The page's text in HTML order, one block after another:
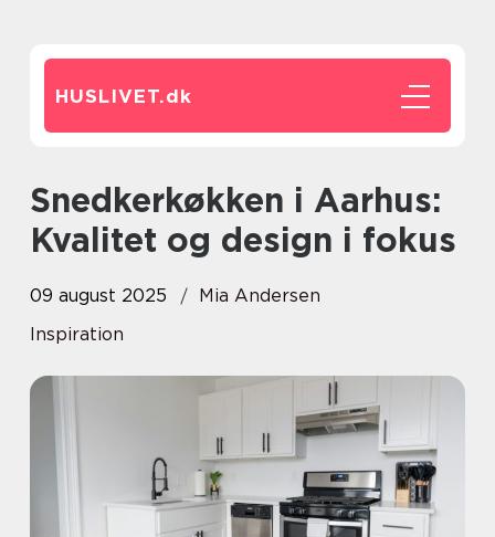
HUSLIVET.dk
Snedkerkøkken i Aarhus:
Kvalitet og design i fokus
09 august 2025
Mia Andersen
Inspiration